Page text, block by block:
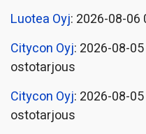
Luotea Oyj: 2026-08-
Citycon Oyj: 2026-08-
ostotarjous
Citycon Oyj: 2026-08-
ostotarjous